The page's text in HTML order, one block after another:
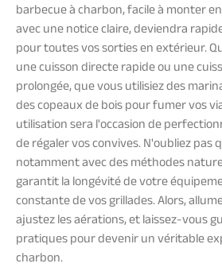
barbecue à charbon, facile à monter
avec une notice claire, deviendra
pour toutes vos sorties en extérieur.
une cuisson directe rapide ou une
prolongée, que vous utilisiez des
des copeaux de bois pour fumer vos
utilisation sera l'occasion de
de régaler vos convives. N'oubliez
notamment avec des méthodes
garantit la longévité de votre
constante de vos grillades. Alors,
ajustez les aérations, et laissez-vous
pratiques pour devenir un véritable
charbon.